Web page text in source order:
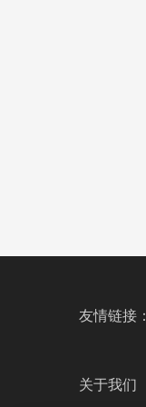
友情链接：
关于我们